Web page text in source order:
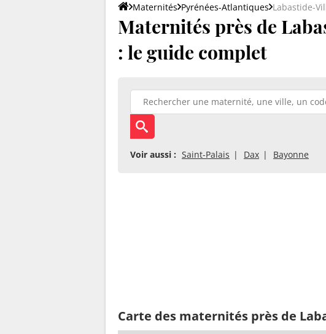
Maternités Pyrénées-Atlantiques Labastide-
Maternités près de
: le guide complet
Voir aussi : Saint-Palais Dax Bayonne
Carte des maternités près de